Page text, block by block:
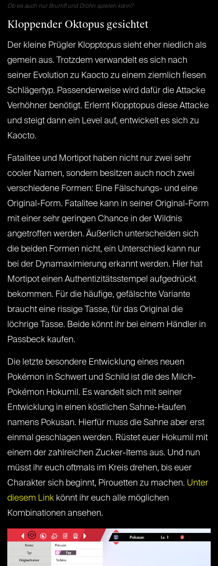
Ob es auch nur Brumff und Dröhn spielen kann?
Kloppender Oktopus gesichtet
Der kleine Prügler Klopptopus sieht eher niedlich als
gemein aus. Trotzdem verwandelt es sich nach
seiner Evolution zu Kaocto zu einem ziemlich fiesen
Schlägertyp. Passenderweise wird dafür die Attacke
Verhöhner benötigt. Erlernt Klopptopus diese Attacke
und steigt dann ein Level auf, entwickelt es sich zu
Kaocto.
Fatalitee und Mortipot haben nicht nur zwei sehr
cooler Namen, sondern besitzen auch noch zwei
verschiedene Formen: Eine Fälschungs- und eine
Original-Form. Fatalitee kann in seiner Original-Form
mit einer sehr geringen Chance in der Wildnis
angetroffen werden. Äußerlich unterscheiden sich
die beiden Formen nicht, ein Unterschied kann nur
bei der Dynamaximierung erkannt werden. Hier hat
Mortipot einen Authentizitätsstempel aufgedrückt
bekommen. Für die häufige, gefälschte Variante
braucht eine rissige Tasse, für das Original die
löchrige Tasse. Beide könnt ihr bei einem Händler in
Passbeck kaufen.
Die letzte besondere Entwicklung eines neuen
Pokémon in Schwert und Schild ist die des Milch-
Pokémon Hokumil. Es wandelt sich mit seiner
Entwicklung in einen köstlichen Sahne-Haufen
namens Pokusan. Hierfür muss die Sahne aber erst
einmal geschlagen werden. Rüstet euer Hokumil mit
einem der zahlreichen Zucker-Items aus. Und nun
müsst ihr euch oftmals im Kreis drehen, bis euer
Charakter sich beginnt, Pirouetten zu machen. Unter
diesem Link könnt ihr euch alle möglichen
Kombinationen ansehen.